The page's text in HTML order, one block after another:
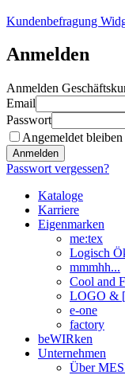
Kundenbefragung
Anmelden
Anmelden
Email
Passwort
Angemeldet bleiben
Anmelden
Passwort vergessen?
Kataloge
Karriere
Eigenmarken
me:tex
Logisch
mmmhh...
Cool and
LOGO &
e-one
factory
beWIRken
Unternehmen
Über